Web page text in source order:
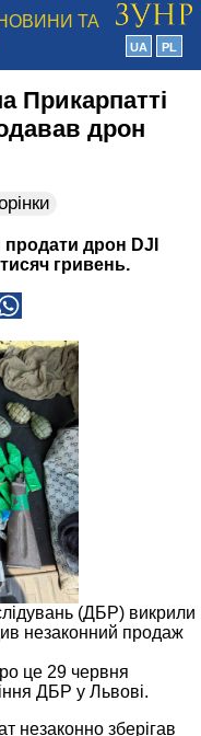
НОВИНИ ТА
UA PL
Прикарпатті
дрон
продати дрон DJI
гривень.
(ДБР) викрили
незаконний продаж
це 29 червня
ДБР у Львові.
незаконно зберігав